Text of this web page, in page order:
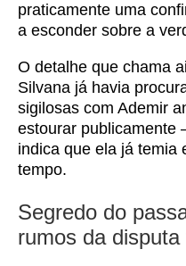
praticamente uma
a esconder sobre a
O detalhe que chama
Silvana já havia
sigilosas com Ademir
estourar
indica que ela já temia
tempo.
Segredo do
rumos da disputa